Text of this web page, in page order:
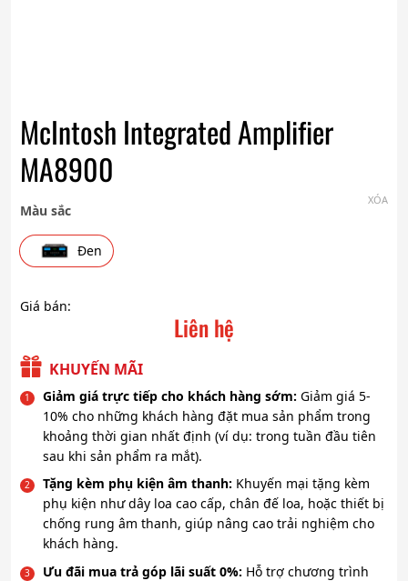
McIntosh Integrated Amplifier
MA8900
Màu sắc
Đen
XÓA
Giá bán:
Liên hệ
KHUYẾN MÃI
Giảm giá trực tiếp cho khách hàng sớm: Giảm giá 5-
10% cho những khách hàng đặt mua sản phẩm trong
khoảng thời gian nhất định (ví dụ: trong tuần đầu tiên
sau khi sản phẩm ra mắt).
Tặng kèm phụ kiện âm thanh: Khuyến mại tặng kèm
phụ kiện như dây loa cao cấp, chân đế loa, hoặc thiết bị
chống rung âm thanh, giúp nâng cao trải nghiệm cho
khách hàng.
Ưu đãi mua trả góp lãi suất 0%: Hỗ trợ chương trình